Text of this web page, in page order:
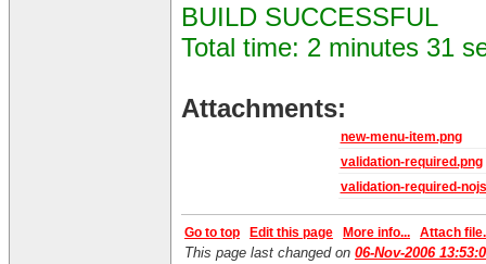
BUILD SUCCESSFUL
Total time: 2 minutes 31
Attachments:
new-menu-item.png
validation-required.png
validation-required-
Go to top Edit this page More info... Attach
This page last changed on 06-Nov-2006